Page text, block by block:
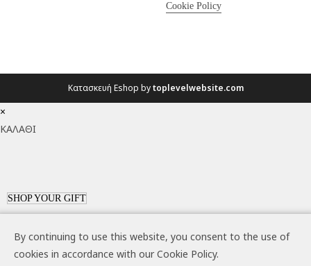
Cookie Policy
Κατασκευή Eshop bytoplevelwebsite.com
×
ΚΑΛΑΘΙ
SHOP YOUR GIFT
By continuing to use this website, you consent to the use of
cookies in accordance with our Cookie Policy.